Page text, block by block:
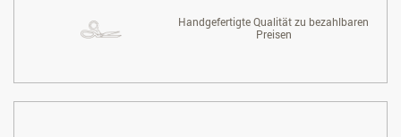
Handgefertigte Qualität zu bezahlbaren
Preisen